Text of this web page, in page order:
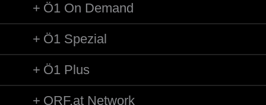
Ö1 On Demand
Ö1 Spezial
Ö1 Plus
ORF.at Network